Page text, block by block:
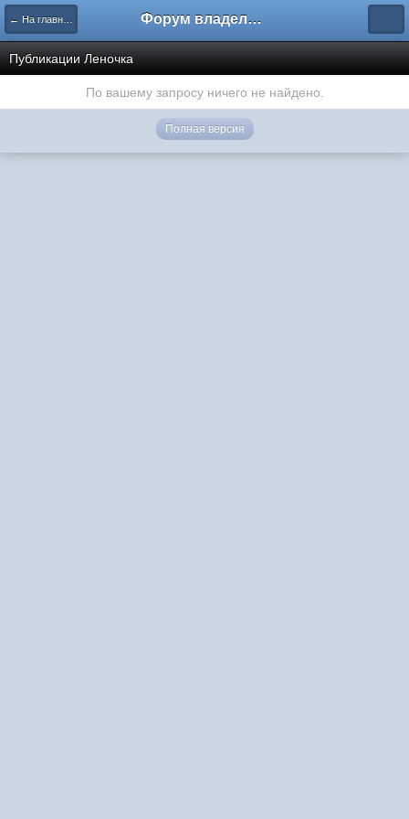
← На главную Форум владельцев интернет-магазинов
Публикации Леночка
По вашему запросу ничего не найдено.
Полная версия